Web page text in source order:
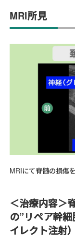
MRI所見
MRIにて脊髄の損傷
＜治療内容＞
の”リペア幹
イレクト注射）